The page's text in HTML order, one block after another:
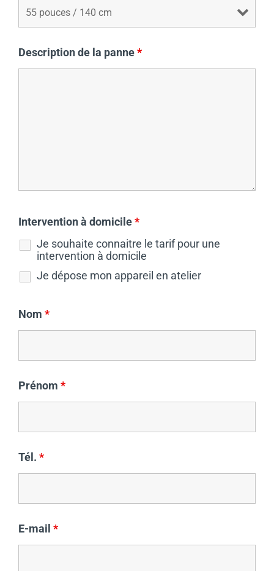
Description de la panne*
Intervention à domicile*
Je souhaite connaitre le tarif pour une
intervention à domicile
Je dépose mon appareil en atelier
Nom *
Prénom *
Tél. *
E-mail *